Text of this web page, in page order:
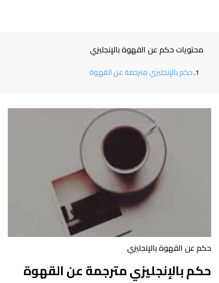
محتويات حكم عن القهوة بالإنجليزي
حكم بالإنجليزي مترجمة عن القهوة
حكم عن القهوة بالإنجليزي
حكم بالإنجليزي مترجمة عن القهوة